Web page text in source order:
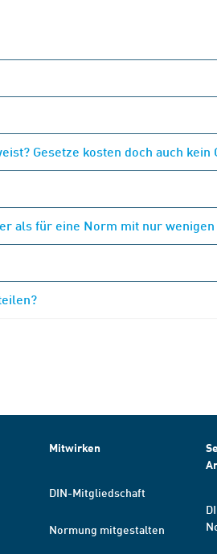
Gesetze kosten doch auch kein
als für eine Norm mit nur wenigen
Mitwirken
DIN-Mitgliedschaft
Normung mitgestalten